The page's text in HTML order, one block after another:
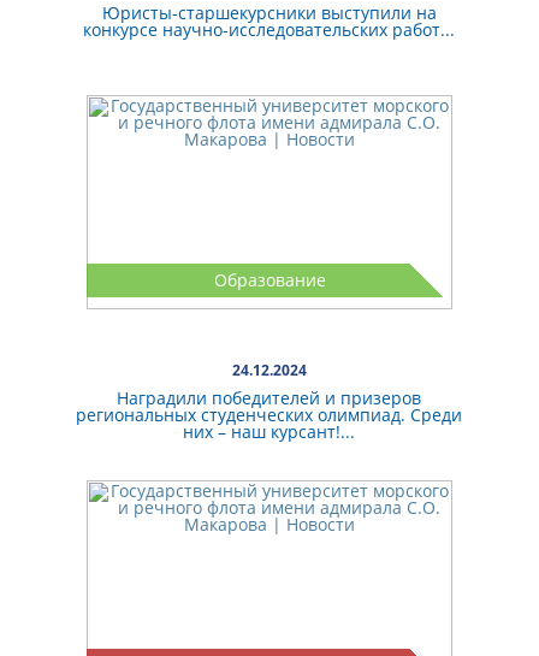
Юристы-старшекурсники выступили на
конкурсе научно-исследовательских работ...
Образование
24.12.2024
Наградили победителей и призеров
региональных студенческих олимпиад. Среди
них – наш курсант!...